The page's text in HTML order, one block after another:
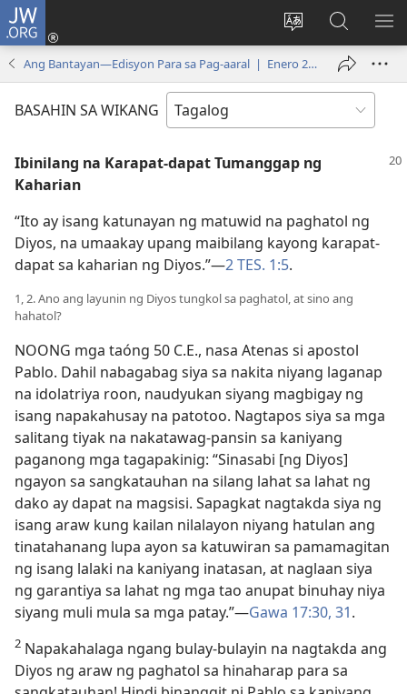
JW.ORG
Baguhin
ang
ng
Mag-
log
bubukas
window)
sa
JW.ORG
Ang Bantayan—Edisyon Para sa Pag-aaral | Enero 2008
BASAHIN SA WIKANG
Ibinilang na Karapat-dapat Tumanggap ng
Kaharian
“Ito ay isang katunayan ng matuwid na paghatol ng
Diyos, na umaakay upang maibilang kayong karapat-
dapat sa kaharian ng Diyos.”​—2 TES. 1:5.
1, 2. Ano ang layunin ng Diyos tungkol sa paghatol, at sino ang
hahatol?
NOONG mga taóng 50 C.E., nasa Atenas si apostol
Pablo. Dahil nabagabag siya sa nakita niyang laganap
na idolatriya roon, naudyukan siyang magbigay ng
isang napakahusay na patotoo. Nagtapos siya sa mga
salitang tiyak na nakatawag-pansin sa kaniyang
paganong mga tagapakinig: “Sinasabi [ng Diyos]
ngayon sa sangkatauhan na silang lahat sa lahat ng
dako ay dapat na magsisi. Sapagkat nagtakda siya ng
isang araw kung kailan nilalayon niyang hatulan ang
tinatahanang lupa ayon sa katuwiran sa pamamagitan
ng isang lalaki na kaniyang inatasan, at naglaan siya
ng garantiya sa lahat ng mga tao anupat binuhay niya
siyang muli mula sa mga patay.”​—Gawa 17:30, 31.
2 Napakahalaga ngang bulay-bulayin na nagtakda ang
Diyos ng araw ng paghatol sa hinaharap para sa